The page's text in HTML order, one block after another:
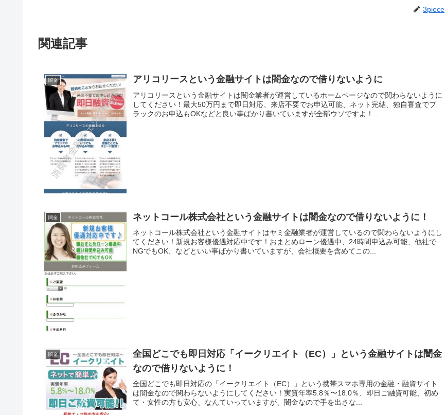
3piece
関連記事
闇金 アリコリースという金融サイトは闇金なので借りないように
アリコリースという金融サイトは闇金業者が運営しているホームページなので関わらないように
してください！最大50万円まで即日対応、来店不要でお申込可能、ネット完結、独自審査でブ
ラックのお申込もOKなどと良い事ばかり書いていますが全部ウソですよ！...
闇金 ネットコール株式会社という金融サイトは闇金なので借りないように！
ネットコール株式会社という金融サイトはヤミ金融業者が運営しているので関わらないようにし
てください！新規お客様優遇対応中です！おまとめローン優遇中、24時間申込み可能、他社で
NGでもOK、などといい事ばかり書いていますが、会社概要を含めてこの...
闇金
全国どこでも即日対応「イークリエイト（EC）」という金融サイトは闇金
なので借りないように！
全国どこでも即日対応の「イークリエイト（EC）」という携帯スマホ専用の金融・融資サイト
は闇金なので関わらないようにしてください！実質年率5.8％〜18.0％、即日ご融資可能、初め
て・女性の方も安心、なんていっていますが、闇金なので手を出さな...